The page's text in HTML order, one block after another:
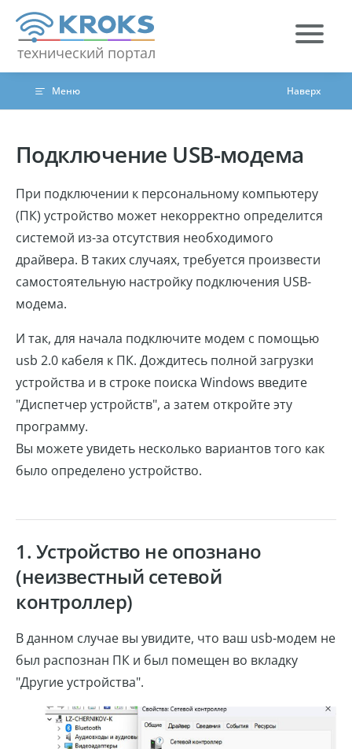
Skip to content
технический портал
Меню Наверх
Подключение USB-модема
При подключении к персональному компьютеру
(ПК) устройство может некорректно определится
системой из-за отсутствия необходимого
драйвера. В таких случаях, требуется произвести
самостоятельную настройку подключения USB-
модема.
И так, для начала подключите модем с помощью
usb 2.0 кабеля к ПК. Дождитесь полной загрузки
устройства и в строке поиска Windows введите
"Диспетчер устройств", а затем откройте эту
программу.
Вы можете увидеть несколько вариантов того как
было определено устройство.
1. Устройство не опознано
(неизвестный сетевой
контроллер)
В данном случае вы увидите, что ваш usb-модем не
был распознан ПК и был помещен во вкладку
"Другие устройства".